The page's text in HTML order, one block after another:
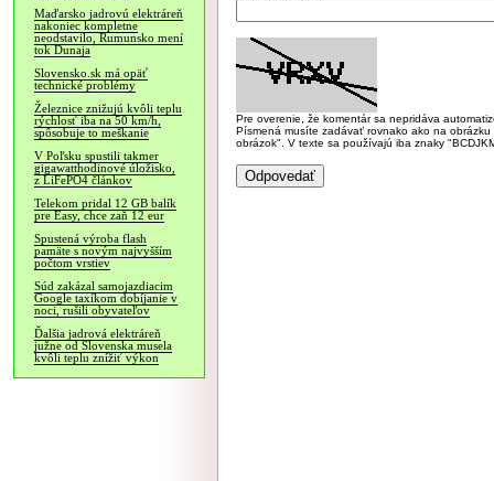
Maďarsko jadrovú elektráreň
nakoniec kompletne
neodstavilo, Rumunsko mení
tok Dunaja
Slovensko.sk má opäť
technické problémy
Železnice znižujú kvôli teplu
rýchlosť iba na 50 km/h,
spôsobuje to meškanie
V Poľsku spustili takmer
gigawatthodinové úložisko,
z LiFePO4 článkov
Telekom pridal 12 GB balík
pre Easy, chce zaň 12 eur
Spustená výroba flash
pamäte s novým najvyšším
počtom vrstiev
Súd zakázal samojazdiacim
Google taxíkom dobíjanie v
noci, rušili obyvateľov
Ďalšia jadrová elektráreň
južne od Slovenska musela
kvôli teplu znížiť výkon
Pre overenie, že komentár sa nepridáva
Písmená musíte zadávať rovnako ako na
obrázok". V texte sa používajú iba znaky